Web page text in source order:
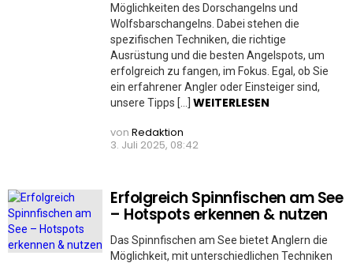
Möglichkeiten des Dorschangelns und
Wolfsbarschangelns. Dabei stehen die
spezifischen Techniken, die richtige
Ausrüstung und die besten Angelspots, um
erfolgreich zu fangen, im Fokus. Egal, ob Sie
ein erfahrener Angler oder Einsteiger sind,
unsere Tipps […] WEITERLESEN
von Redaktion
3. Juli 2025, 08:42
Erfolgreich Spinnfischen am See
– Hotspots erkennen & nutzen
Das Spinnfischen am See bietet Anglern die
Möglichkeit, mit unterschiedlichen Techniken